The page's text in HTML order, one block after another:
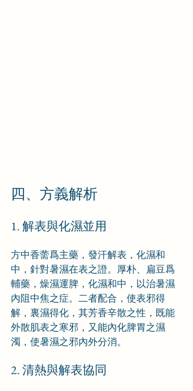
四、方義解析
1. 解表與化濕並用
方中香薷爲主藥，發汗解表，化濕和
中，針對暑濕在表之證。厚朴、扁豆爲
輔藥，燥濕運脾，化濕和中，以治暑濕
內阻中焦之症。二者配合，使表邪得
解，裏濕得化，其芳香辛散之性，既能
外散肌表之寒邪，又能內化脾胃之濕
濁，使暑濕之邪內外分消。
2. 清熱與解表協同